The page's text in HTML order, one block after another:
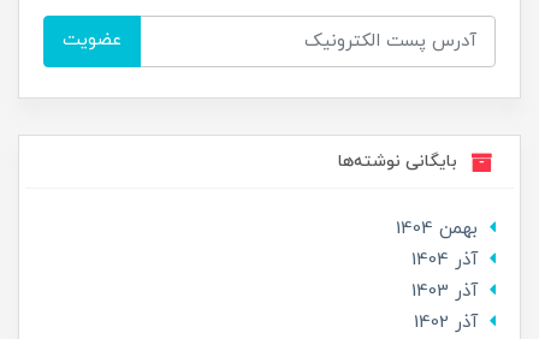
عضویت
بایگانی نوشته‌ها
بهمن 1404
آذر 1404
آذر 1403
آذر 1402